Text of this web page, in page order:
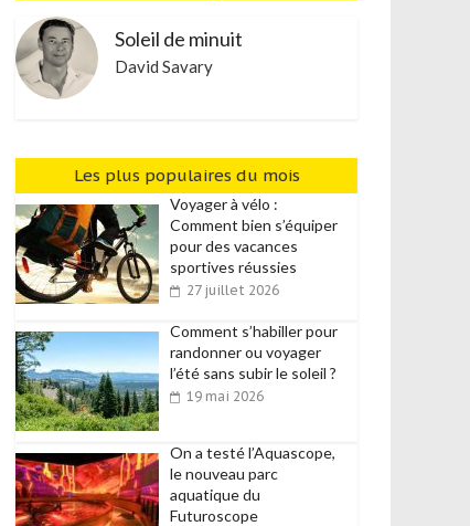
Soleil de minuit
David Savary
Les plus populaires du mois
Voyager à vélo :
Comment bien s’équiper
pour des vacances
sportives réussies
27 juillet 2026
Comment s’habiller pour
randonner ou voyager
l’été sans subir le soleil ?
19 mai 2026
On a testé l’Aquascope,
le nouveau parc
aquatique du
Futuroscope